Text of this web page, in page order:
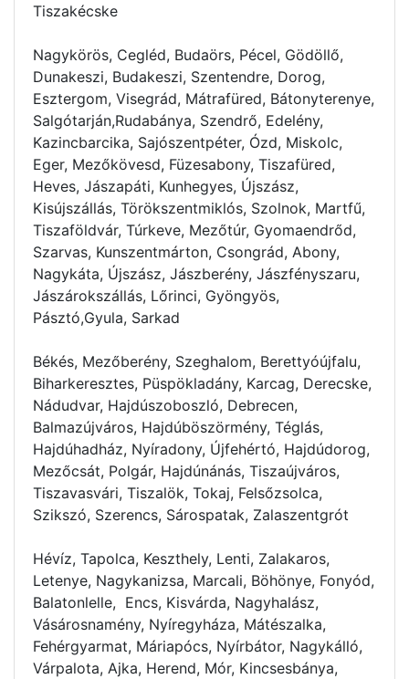
Tiszakécske
Nagykörös, Cegléd, Budaörs, Pécel, Gödöllő,
Dunakeszi, Budakeszi, Szentendre, Dorog,
Esztergom, Visegrád, Mátrafüred, Bátonyterenye,
Salgótarján,Rudabánya, Szendrő, Edelény,
Kazincbarcika, Sajószentpéter, Ózd, Miskolc,
Eger, Mezőkövesd, Füzesabony, Tiszafüred,
Heves, Jászapáti, Kunhegyes, Újszász,
Kisújszállás, Törökszentmiklós, Szolnok, Martfű,
Tiszaföldvár, Túrkeve, Mezőtúr, Gyomaendrőd,
Szarvas, Kunszentmárton, Csongrád, Abony,
Nagykáta, Újszász, Jászberény, Jászfényszaru,
Jászárokszállás, Lőrinci, Gyöngyös,
Pásztó,Gyula, Sarkad
Békés, Mezőberény, Szeghalom, Berettyóújfalu,
Biharkeresztes, Püspökladány, Karcag, Derecske,
Nádudvar, Hajdúszoboszló, Debrecen,
Balmazújváros, Hajdúböszörmény, Téglás,
Hajdúhadház, Nyíradony, Újfehértó, Hajdúdorog,
Mezőcsát, Polgár, Hajdúnánás, Tiszaújváros,
Tiszavasvári, Tiszalök, Tokaj, Felsőzsolca,
Szikszó, Szerencs, Sárospatak, Zalaszentgrót
Hévíz, Tapolca, Keszthely, Lenti, Zalakaros,
Letenye, Nagykanizsa, Marcali, Böhönye, Fonyód,
Balatonlelle, Encs, Kisvárda, Nagyhalász,
Vásárosnamény, Nyíregyháza, Mátészalka,
Fehérgyarmat, Máriapócs, Nyírbátor, Nagykálló,
Várpalota, Ajka, Herend, Mór, Kincsesbánya,